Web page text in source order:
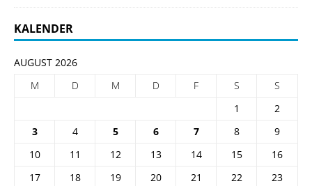
KALENDER
AUGUST 2026
M
D M D F S
S
1
2
3
4 5 6 7 8
9
10
11 12 13 14 15
16
17
18 19 20 21 22 23